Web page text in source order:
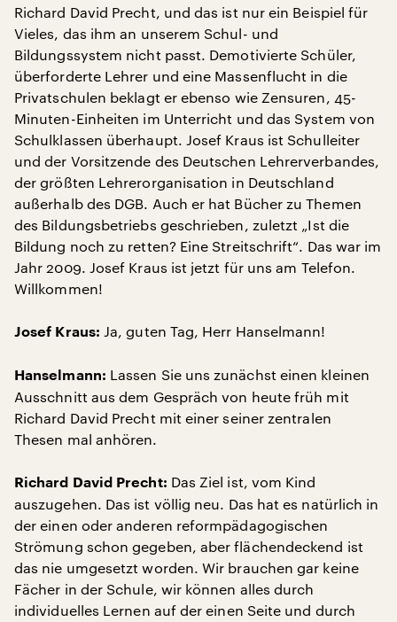
Richard David Precht, und das ist nur ein Beispiel für
Vieles, das ihm an unserem Schul- und
Bildungssystem nicht passt. Demotivierte Schüler,
überforderte Lehrer und eine Massenflucht in die
Privatschulen beklagt er ebenso wie Zensuren, 45-
Minuten-Einheiten im Unterricht und das System von
Schulklassen überhaupt. Josef Kraus ist Schulleiter
und der Vorsitzende des Deutschen Lehrerverbandes,
der größten Lehrerorganisation in Deutschland
außerhalb des DGB. Auch er hat Bücher zu Themen
des Bildungsbetriebs geschrieben, zuletzt „Ist die
Bildung noch zu retten? Eine Streitschrift“. Das war im
Jahr 2009. Josef Kraus ist jetzt für uns am Telefon.
Willkommen!
Josef Kraus: Ja, guten Tag, Herr Hanselmann!
Hanselmann: Lassen Sie uns zunächst einen kleinen
Ausschnitt aus dem Gespräch von heute früh mit
Richard David Precht mit einer seiner zentralen
Thesen mal anhören.
Richard David Precht: Das Ziel ist, vom Kind
auszugehen. Das ist völlig neu. Das hat es natürlich in
der einen oder anderen reformpädagogischen
Strömung schon gegeben, aber flächendeckend ist
das nie umgesetzt worden. Wir brauchen gar keine
Fächer in der Schule, wir können alles durch
individuelles Lernen auf der einen Seite und durch